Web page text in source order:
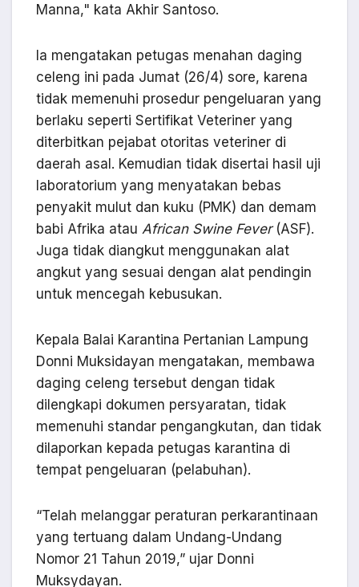
Manna," kata Akhir Santoso.
Ia mengatakan petugas menahan daging
celeng ini pada Jumat (26/4) sore, karena
tidak memenuhi prosedur pengeluaran yang
berlaku seperti Sertifikat Veteriner yang
diterbitkan pejabat otoritas veteriner di
daerah asal. Kemudian tidak disertai hasil uji
laboratorium yang menyatakan bebas
penyakit mulut dan kuku (PMK) dan demam
babi Afrika atau African Swine Fever(ASF).
Juga tidak diangkut menggunakan alat
angkut yang sesuai dengan alat pendingin
untuk mencegah kebusukan.
Kepala Balai Karantina Pertanian Lampung
Donni Muksidayan mengatakan, membawa
daging celeng tersebut dengan tidak
dilengkapi dokumen persyaratan, tidak
memenuhi standar pengangkutan, dan tidak
dilaporkan kepada petugas karantina di
tempat pengeluaran (pelabuhan).
“Telah melanggar peraturan perkarantinaan
yang tertuang dalam Undang-Undang
Nomor 21 Tahun 2019,” ujar Donni
Muksydayan.